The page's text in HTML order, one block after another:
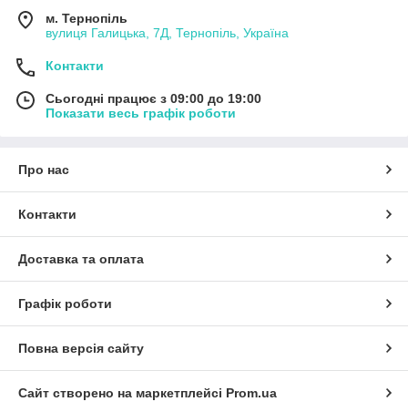
м. Тернопіль
вулиця Галицька, 7Д, Тернопіль, Україна
Контакти
Сьогодні працює з 09:00 до 19:00
Показати весь графік роботи
Про нас
Контакти
Доставка та оплата
Графік роботи
Повна версія сайту
Сайт створено на маркетплейсі Prom.ua